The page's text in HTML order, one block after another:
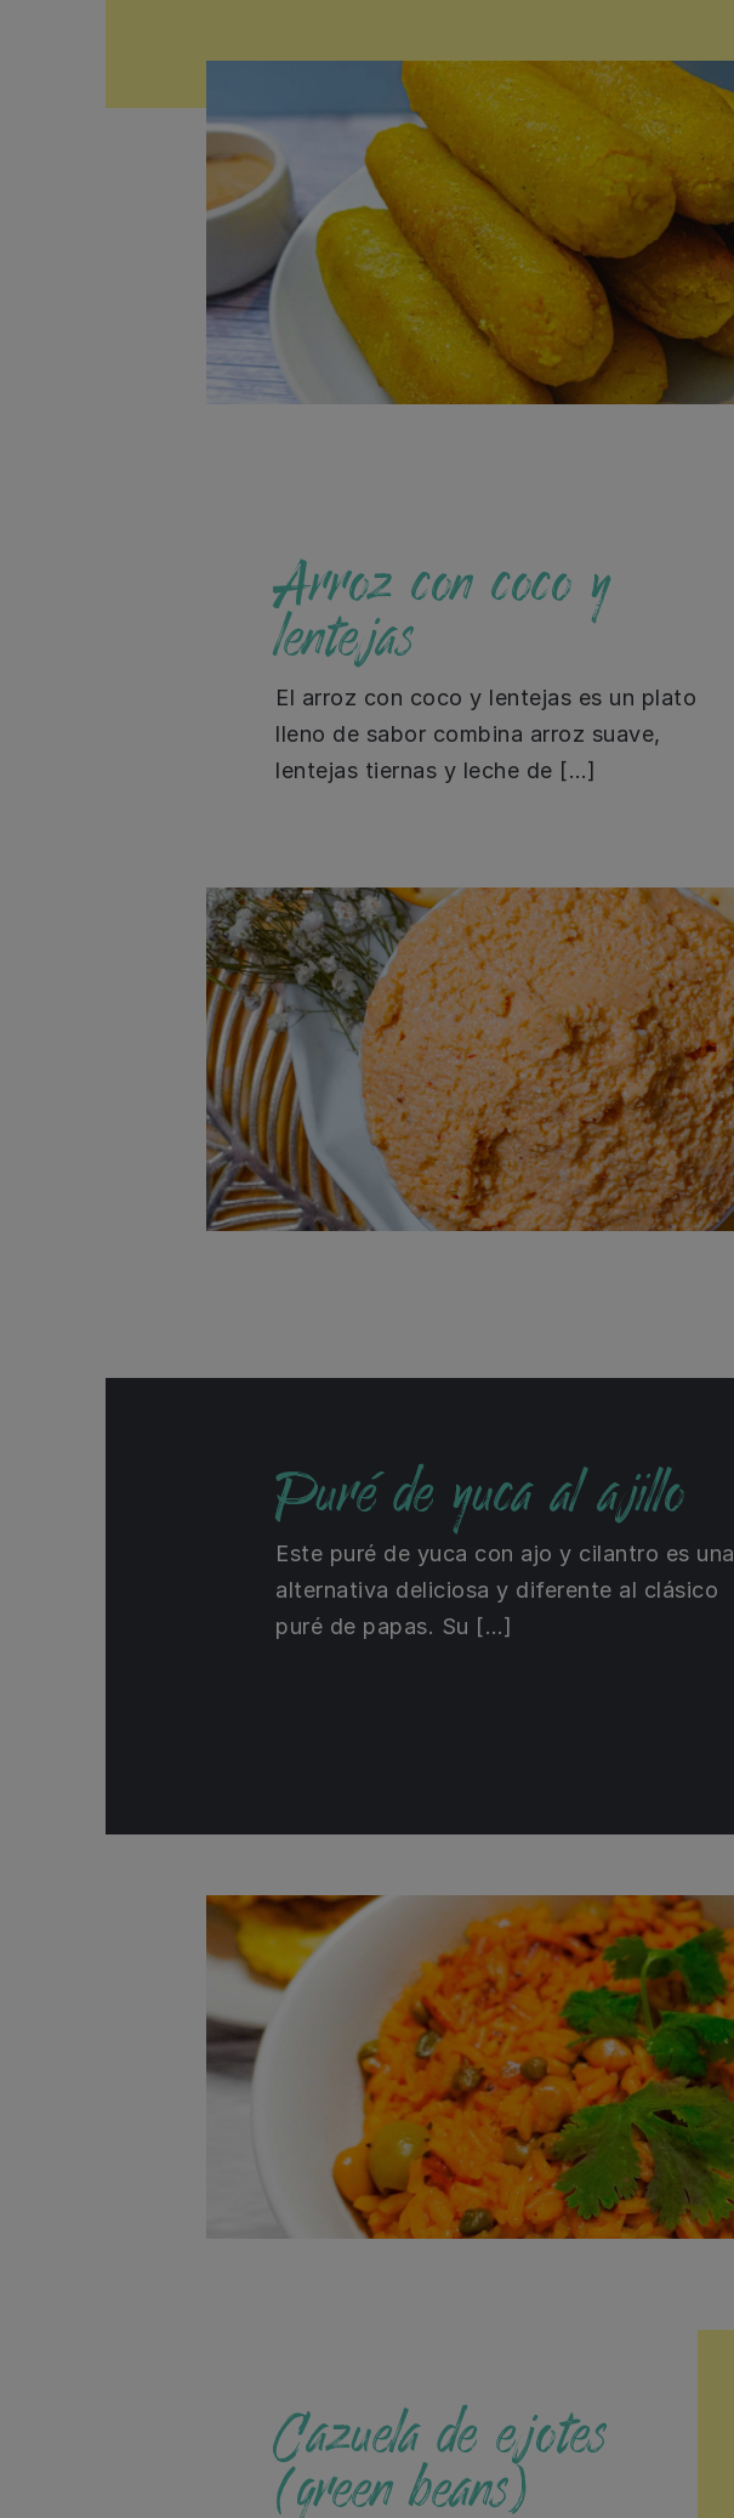
Arroz con coco y
lentejas
El arroz con coco y lentejas es un plato
lleno de sabor combina arroz suave,
lentejas tiernas y leche de […]
Puré de yuca al ajillo
Este puré de yuca con ajo y cilantro es una
alternativa deliciosa y diferente al clásico
puré de papas. Su […]
Cazuela de ejotes
(green beans)